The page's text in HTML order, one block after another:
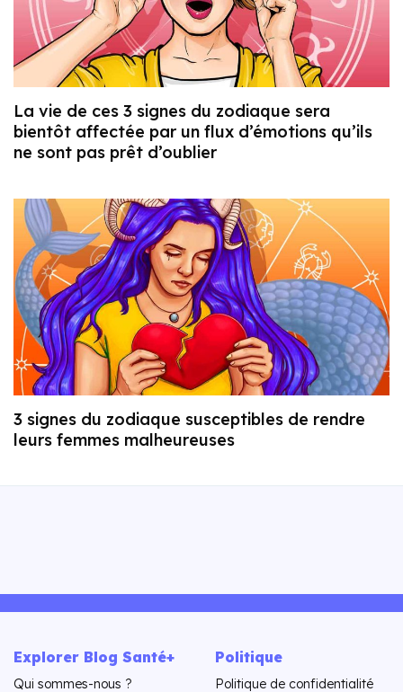
La vie de ces 3 signes du zodiaque sera
bientôt affectée par un flux d’émotions qu’ils
ne sont pas prêt d’oublier
3 signes du zodiaque susceptibles de rendre
leurs femmes malheureuses
Explorer Blog Santé+
Qui sommes-nous ?
Politique
Politique de confidentialité